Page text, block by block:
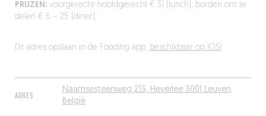
ADRES
Naamsesteenweg 213, Heverlee 3001 Leuven,
België
PRIJZEN:voorgerecht-hoofdgerecht € 31 (lunch), borden om te
delen € 6 – 25 (diner).
Dit adres opslaan in de Fooding app, beschikbaar op iOS!